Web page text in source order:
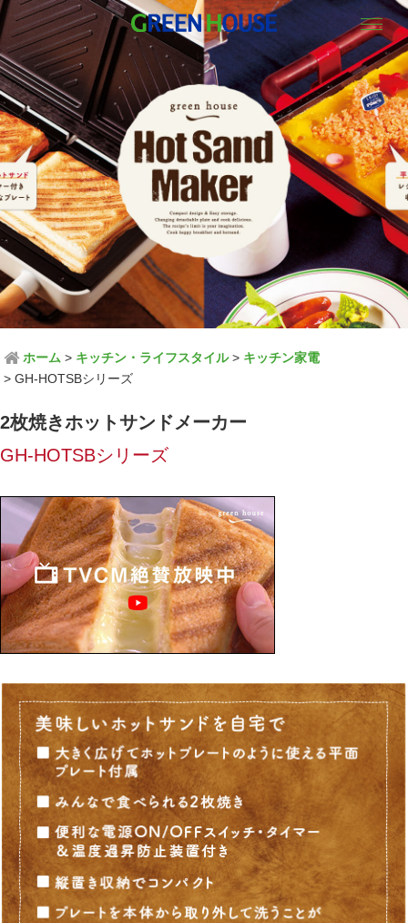
メニュー
ホーム キッチン・ライフスタイル
キッチン家電
GH-HOTSBシリーズ
2枚焼きホットサンドメーカー
GH-HOTSBシリーズ